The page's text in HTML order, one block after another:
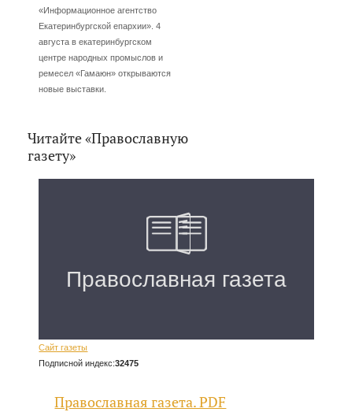
«Информационное агентство
Екатеринбургской епархии». 4
августа в екатеринбургском
центре народных промыслов и
ремесел «Гамаюн» открываются
новые выставки.
Читайте «Православную
газету»
Сайт газеты
Подписной индекс:32475
Православная газета. PDF